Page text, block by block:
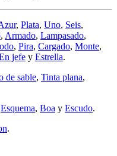
, Plata, Uno, Seis,
, Armado, Lampasado,
, Pira, Cargado, Monte,
jefe y Estrella.
de sable, Tinta plana,
Esquema, Boa y Escudo.
.